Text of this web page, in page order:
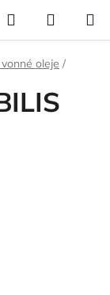
Hledat
KOŠÍK
oleje /